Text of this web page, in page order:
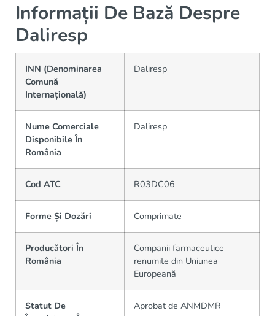
Informații De Bază Despre
Daliresp
INN (Denominarea
Comună
Internațională)
Daliresp
Nume Comerciale
Disponibile În
România
Daliresp
Cod ATC R03DC06
Forme Și Dozări Comprimate
Producători În
România
Companii farmaceutice
renumite din Uniunea
Europeană
Statut De
Aprobat de ANMDMR